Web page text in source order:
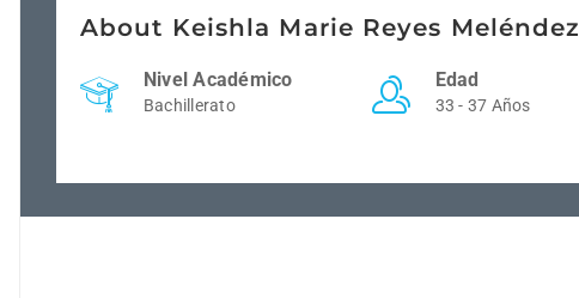
About Keishla Marie Reyes Meléndez
Nivel Académico
Bachillerato
Edad
33 - 37 Años